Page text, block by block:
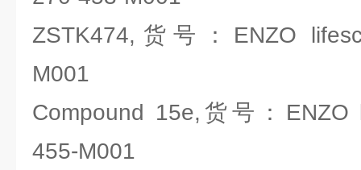
ZSTK474,货号：ENZO
M001
Compound 15e,货号：ENZO
455-M001